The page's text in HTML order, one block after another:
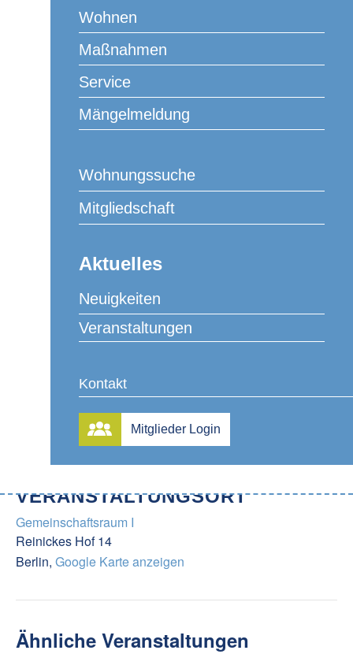
Wohnen
Maßnahmen
Service
Mängelmeldung
Wohnungssuche
Mitgliedschaft
Aktuelles
Neuigkeiten
Veranstaltungen
Kontakt
Mitglieder Login
angenehmer Atmosphäre über Alltagsthemen und vieles
mehr aus. Dieses Beisammensein bietet eine gute
Gelegenheit für nette, konstruktive Gespräche und eine
entspannte Zeit.
Melden Sie sich gern bei Interesse an einer Teilnahme
bei Frau Schorlemmer an. Wir wünschen Ihnen tolle
Zum Kalender hinzufügen
DETAILS
15:00 – 18:00
Seniorentreff
VERANSTALTUNGSORT
Gemeinschaftsraum I
Reinickes Hof 14
Berlin, Google Karte anzeigen
VERANSTALTER
Fr. Schorlemmer
Ähnliche Veranstaltungen